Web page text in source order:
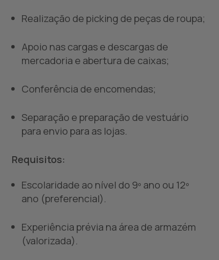
Realização de picking de peças de roupa;
Apoio nas cargas e descargas de
mercadoria e abertura de caixas;
Conferência de encomendas;
Separação e preparação de vestuário
para envio para as lojas.
Requisitos:
Escolaridade ao nível do 9º ano ou 12º
ano (preferencial).
Experiência prévia na área de armazém
(valorizada).